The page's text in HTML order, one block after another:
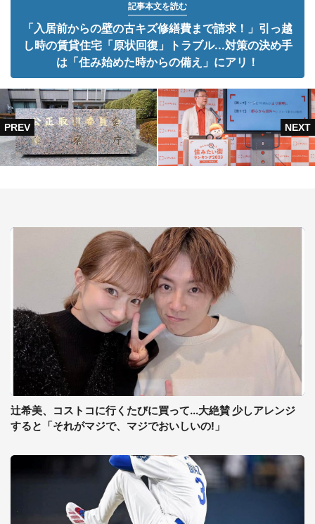
記事本文を読む
「入居前からの壁の古キズ修繕費まで請求！」引っ越
し時の賃貸住宅「原状回復」トラブル...対策の決め手
は「住み始めた時からの備え」にアリ！
辻希美、コストコに行くたびに買って...大絶賛 少しアレンジ
すると「それがマジで、マジでおいしいの!」